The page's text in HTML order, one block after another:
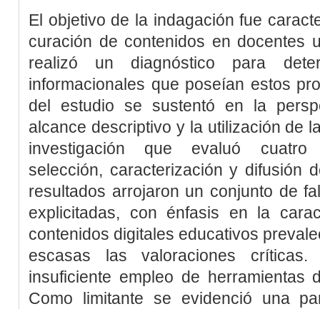
El objetivo de la indagación fue
curación de contenidos en docentes
realizó un diagnóstico para
informacionales que poseían estos
del estudio se sustentó en la
alcance descriptivo y la utilización de
investigación que evaluó cuatro
selección, caracterización y difusión
resultados arrojaron un conjunto de
explicitadas, con énfasis en la
contenidos digitales educativos
escasas las valoraciones
insuficiente empleo de herramientas
Como limitante se evidenció una